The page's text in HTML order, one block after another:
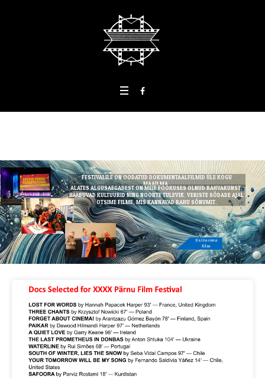
ALATES ALGUSAEGADEST ON MEIE FOOKUSES OLNUD RAHVAKUNST,
HÄÄBUVAD KULTUURID NING NOORTE TULEVIK. VERISTE SÕDADE AJAL
OTSIME FILME, MIS KANNAVAD RAHU SÕNUMIT.
Esita oma
film
FESTIVALILE ON OODATUD DOKUMENTAALFILMID ÜLE KOGU
MAAILMA.